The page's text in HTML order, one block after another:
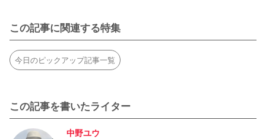
この記事に関連する特集
今日のピックアップ記事一覧
この記事を書いたライター
中野ユウ